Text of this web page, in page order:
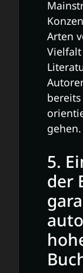
Arten
gehen.
5.
der